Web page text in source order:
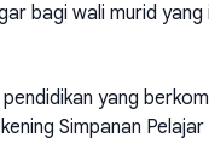
bagi wali murid yang
yang
Simpanan Pelajar